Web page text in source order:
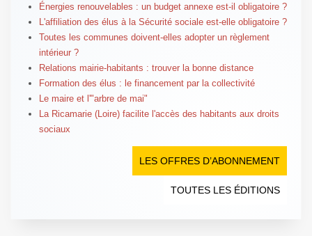
Énergies renouvelables : un budget annexe est-il obligatoire ?
L'affiliation des élus à la Sécurité sociale est-elle obligatoire ?
Toutes les communes doivent-elles adopter un règlement
intérieur ?
Relations mairie-habitants : trouver la bonne distance
Formation des élus : le financement par la collectivité
Le maire et l'"arbre de mai"
La Ricamarie (Loire) facilite l'accès des habitants aux droits
sociaux
LES OFFRES D’ABONNEMENT
TOUTES LES ÉDITIONS